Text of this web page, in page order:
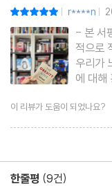
| r****n |
- 본 서
적으로
우리가
에 대해
학적
적 요인
이 리뷰가 도움이 되었나요?
한줄평 (9건)